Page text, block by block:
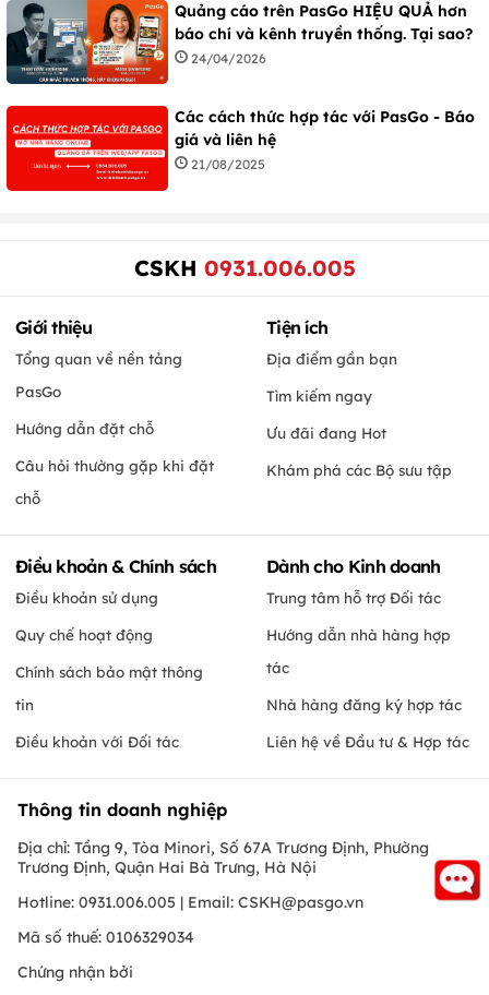
Quảng cáo trên PasGo HIỆU QUẢ hơn
báo chí và kênh truyền thống. Tại sao?
24/04/2026
Các cách thức hợp tác với PasGo - Báo
giá và liên hệ
21/08/2025
CSKH 0931.006.005
Giới thiệu
Tổng quan về nền tảng
PasGo
Hướng dẫn đặt chỗ
Câu hỏi thường gặp khi đặt
chỗ
Tiện ích
Địa điểm gần bạn
Tìm kiếm ngay
Ưu đãi đang Hot
Khám phá các Bộ sưu tập
Điều khoản & Chính sách
Điều khoản sử dụng
Quy chế hoạt động
Chính sách bảo mật thông
tin
Điều khoản với Đối tác
Dành cho Kinh doanh
Trung tâm hỗ trợ Đối tác
Hướng dẫn nhà hàng hợp
tác
Nhà hàng đăng ký hợp tác
Liên hệ về Đầu tư & Hợp tác
Thông tin doanh nghiệp
Địa chỉ: Tầng 9, Tòa Minori, Số 67A Trương Định, Phường
Trương Định, Quận Hai Bà Trưng, Hà Nội
Hotline: 0931.006.005 | Email: CSKH@pasgo.vn
Mã số thuế: 0106329034
Chứng nhận bởi